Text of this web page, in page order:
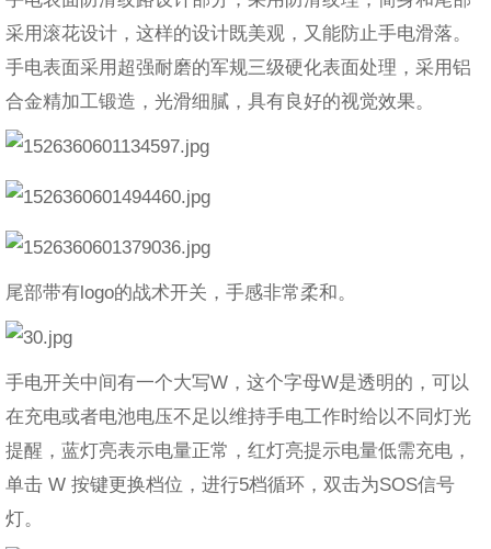
采用滚花设计，这样的设计既美观，又能防止手电滑落。
手电表面采用超强耐磨的军规三级硬化表面处理，采用铝
合金精加工锻造，光滑细膩，具有良好的视觉效果。
尾部带有logo的战术开关，手感非常柔和。
手电开关中间有一个大写W，这个字母W是透明的，可以
在充电或者电池电压不足以维持手电工作时给以不同灯光
提醒，蓝灯亮表示电量正常，红灯亮提示电量低需充电，
单击 W 按键更换档位，进行5档循环，双击为SOS信号
灯。